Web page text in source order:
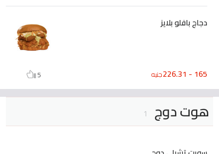
دجاج بافلو بلايز
165 - 226.31 جنيه 5
هوت دوج 1